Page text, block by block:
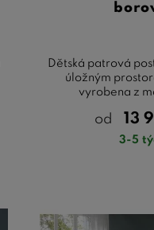
Dětská patrová
úložným
vyrobena z
od 13
3-5